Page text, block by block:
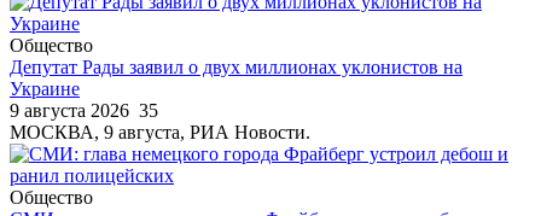
Общество
Депутат Рады заявил о двух миллионах уклонистов на
Украине
9 августа 2026 35
МОСКВА, 9 августа, РИА Новости.
Общество